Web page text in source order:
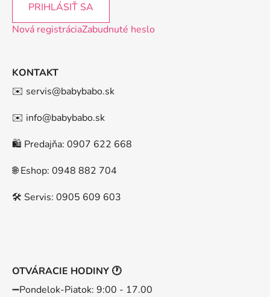
PRIHLÁSIŤ SA
Nová registráciaZabudnuté heslo
KONTAKT
✉️ servis@babybabo.sk
✉️ info@babybabo.sk
🛍️ Predajňa: 0907 622 668
🌐 Eshop: 0948 882 704
🛠️ Servis: 0905 609 603
OTVÁRACIE HODINY 🕐
➖️Pondelok-Piatok: 9:00 - 17.00